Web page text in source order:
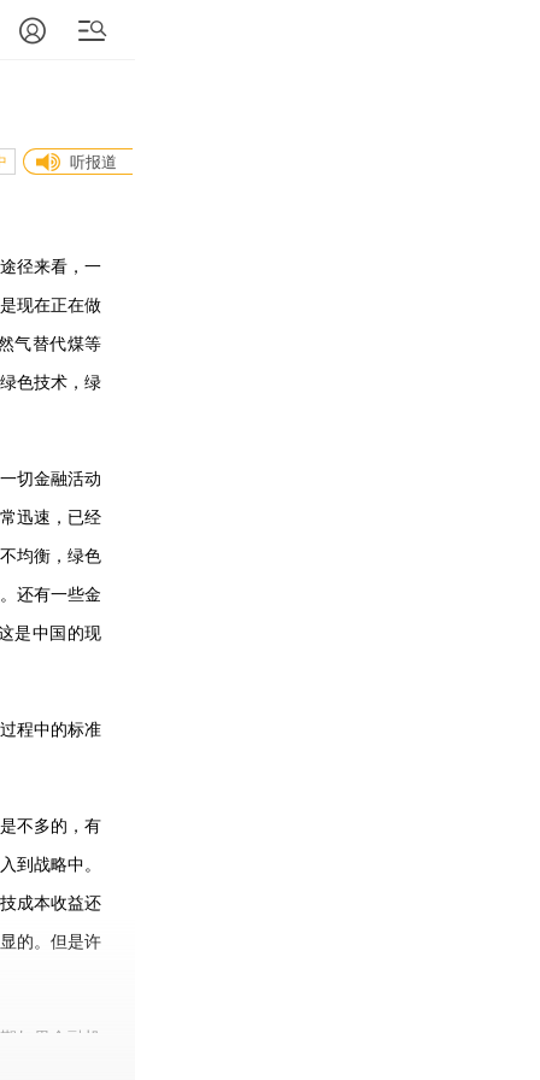
听报道
径来看，一
现在正在做
气替代煤等
色技术，绿
切金融活动
迅速，已经
均衡，绿色
还有一些金
是中国的现
程中的标准
不多的，有
到战略中。
成本收益还
的。但是许
如果金融机